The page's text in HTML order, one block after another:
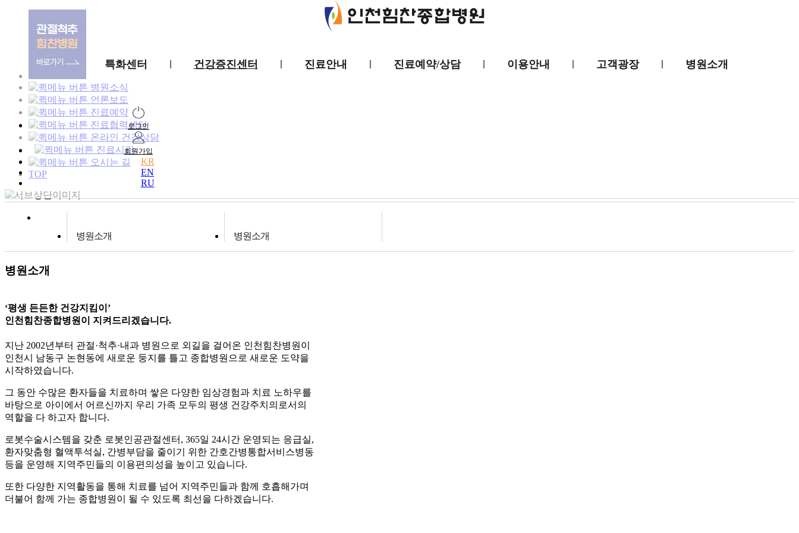
특화센터 건강증진센터 진료안내 진료예약/상담 이용안내 고객광장 병원소개
로그인
회원가입
KR
EN
RU
병원소식
언론보도
진료예약
진료협력센터
온라인 건강상담
진료시간
오시는 길
TOP
병원소개 병원소개
병원소개
‘평생 든든한 건강지킴이’
인천힘찬종합병원이 지켜드리겠습니다.
지난 2002년부터 관절·척추·내과 병원으로 외길을 걸어온 인천힘찬병원이
인천시 남동구 논현동에 새로운 둥지를 틀고 종합병원으로 새로운 도약을
시작하였습니다.
그 동안 수많은 환자들을 치료하며 쌓은 다양한 임상경험과 치료 노하우를
바탕으로 아이에서 어르신까지 우리 가족 모두의 평생 건강주치의로서의
역할을 다 하고자 합니다.
로봇수술시스템을 갖춘 로봇인공관절센터, 365일 24시간 운영되는 응급실,
환자맞춤형 혈액투석실, 간병부담을 줄이기 위한 간호간병통합서비스병동
등을 운영해 지역주민들의 이용편의성을 높이고 있습니다.
또한 다양한 지역활동을 통해 치료를 넘어 지역주민들과 함께 호흡해가며
더불어 함께 가는 종합병원이 될 수 있도록 최선을 다하겠습니다.